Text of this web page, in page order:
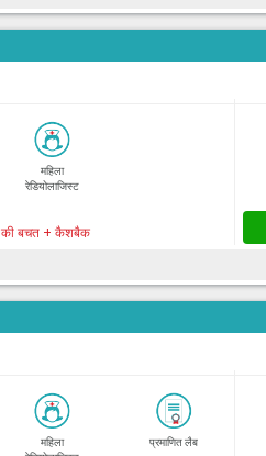
महिला
रेडियोलाजिस्ट
की बचत + कैशबैक
महिला
प्रमाणित लैब